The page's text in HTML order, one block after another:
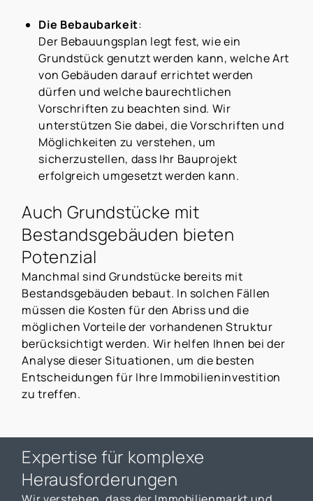
Die Bebaubarkeit:
Der Bebauungsplan legt fest, wie ein
Grundstück genutzt werden kann, welche Art
von Gebäuden darauf errichtet werden
dürfen und welche baurechtlichen
Vorschriften zu beachten sind. Wir
unterstützen Sie dabei, die Vorschriften und
Möglichkeiten zu verstehen, um
sicherzustellen, dass Ihr Bauprojekt
erfolgreich umgesetzt werden kann.
Auch Grundstücke mit
Bestandsgebäuden bieten
Potenzial
Manchmal sind Grundstücke bereits mit
Bestandsgebäuden bebaut. In solchen Fällen
müssen die Kosten für den Abriss und die
möglichen Vorteile der vorhandenen Struktur
berücksichtigt werden. Wir helfen Ihnen bei der
Analyse dieser Situationen, um die besten
Entscheidungen für Ihre Immobilieninvestition
zu treffen.
Expertise für komplexe
Herausforderungen